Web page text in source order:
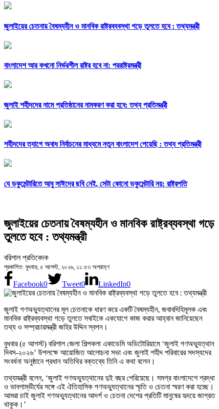
জুলাইয়ের চেতনায় বৈষম্যহীন ও মানবিক রাষ্ট্রব্যবস্থা গড়ে তুলতে হবে : তথ্যমন্ত্রী
বাংলাদেশ আর কখনো নির্ভরশীল রাষ্ট্র হবে না: পররাষ্ট্রমন্ত্রী
জুলাই শহীদদের নামে প্রতিষ্ঠানের নামকরণ করা হবে: তথ্য প্রতিমন্ত্রী
শহীদদের ত্যাগে অবাধ নির্বাচনের মাধ্যমে নতুন বাংলাদেশ পেয়েছি : তথ্য প্রতিমন্ত্রী
যে ডকুমেন্টারিতে আবু সাঈদের ছবি নেই, সেটা কোনো ডকুমেন্টারি নয়: রাষ্ট্রপতি
জুলাইয়ের চেতনায় বৈষম্যহীন ও মানবিক রাষ্ট্রব্যবস্থা গড়ে
তুলতে হবে : তথ্যমন্ত্রী
বরিশাল প্রতিবেদক
প্রকাশিত: বুধবার, ৫ আগস্ট, ২০২৬, ১১:৫৩ অপরাহ্ণ
Facebook0 Tweet0 LinkedIn0
জুলাই গণঅভ্যুত্থানের মূল চেতনাকে ধারণ করে একটি বৈষম্যহীন, জবাবদিহিমূলক এবং
মানবিক রাষ্ট্রব্যবস্থা গড়ে তুলতে সবাইকে একযোগে কাজ করার আহ্বান জানিয়েছেন
তথ্য ও সম্প্রচারমন্ত্রী জহির উদ্দিন স্বপন।
বুধবার (৫ আগস্ট) বরিশাল জেলা শিল্পকলা একাডেমি অডিটোরিয়ামে ‘জুলাই গণঅভ্যুত্থান
দিবস-২০২৬’ উপলক্ষে আয়োজিত আলোচনা সভা এবং জুলাই শহীদ পরিবারের সদস্যদের
সংবর্ধনা অনুষ্ঠানে প্রধান অতিথির বক্তব্যে তিনি এ কথা বলেন।
তথ্যমন্ত্রী বলেন, ‘জুলাই গণঅভ্যুত্থানের দুই বছর পেরিয়েছে। সমগ্র বাংলাদেশে শ্রদ্ধা
ও ভাবগাম্ভীর্যের সঙ্গে এই ঐতিহাসিক গণঅভ্যুত্থানের স্মৃতি ও চেতনা স্মরণ করা হচ্ছে।
আমরা চাই জুলাই গণঅভ্যুত্থানের আদর্শ ও চেতনা দেশের প্রতিটি মানুষের হৃদয়ে জাগ্রত
থাকুক।’